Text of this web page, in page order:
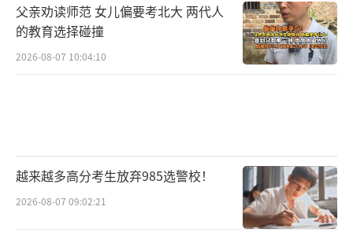
父亲劝读师范 女儿偏要考北大 两代人
的教育选择碰撞
2026-08-07 10:04:10
越来越多高分考生放弃985选警校！
2026-08-07 09:02:21